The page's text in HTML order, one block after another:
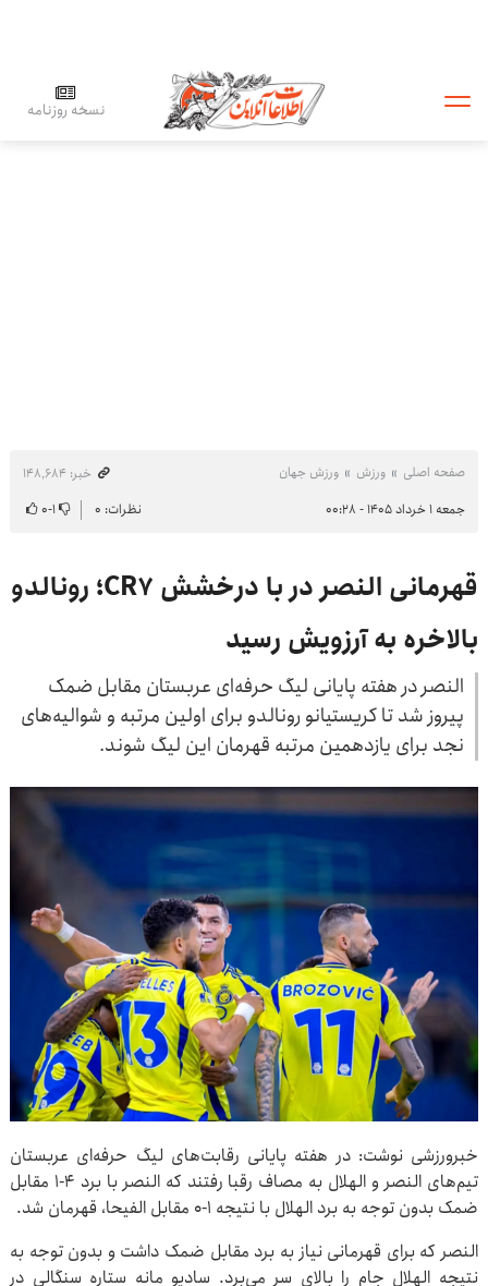
نسخه روزنامه
صفحه اصلی ورزش ورزش جهان
خبر: ۱۴۸٬۶۸۴
جمعه ۱ خرداد ۱۴۰۵ - ۰۰:۲۸
نظرات: ۰ ۱-۰
قهرمانی النصر در با درخشش CR7؛ رونالدو
بالاخره به آرزویش رسید
النصر در هفته پایانی لیگ حرفه‌ای عربستان مقابل ضمک
پیروز شد تا کریستیانو رونالدو برای اولین مرتبه و شوالیه‌های
نجد برای یازدهمین مرتبه قهرمان این لیگ شوند.
خبرورزشی نوشت: در هفته پایانی رقابت‌های لیگ حرفه‌ای عربستان
تیم‌های النصر و الهلال به مصاف رقبا رفتند که النصر با برد ۴-۱ مقابل
ضمک بدون توجه به برد الهلال با نتیجه ۱-۰ مقابل الفیحا، قهرمان شد.
النصر که برای قهرمانی نیاز به برد مقابل ضمک داشت و بدون توجه به
نتیجه الهلال جام را بالای سر می‌برد. سادیو مانه ستاره سنگالی در